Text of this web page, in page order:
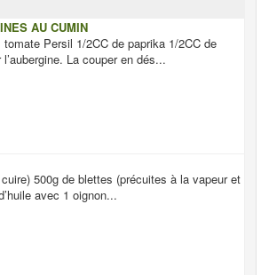
AU CUMIN
tomate Persil 1/2CC de paprika 1/2CC de
La couper en dés...
500g de blettes (précuites à la vapeur et
avec 1 oignon...